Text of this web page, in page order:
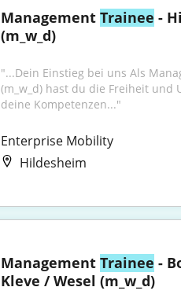
Management Trainee -
(m_w_d)
"...Dein Einstieg bei uns Als
(m_w_d) hast du die Freiheit und
deine Kompetenzen..."
Enterprise Mobility
Hildesheim
Management Trainee -
Kleve / Wesel (m_w_d)